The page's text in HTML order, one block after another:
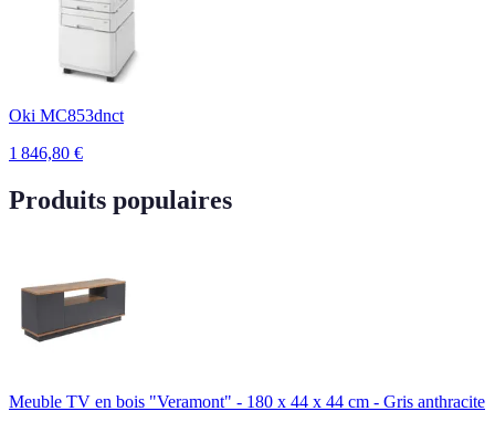
Oki MC853dnct
1 846,80 €
Produits populaires
Meuble TV en bois "Veramont" - 180 x 44 x 44 cm - Gris anthracite